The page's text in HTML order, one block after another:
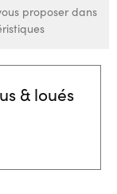
proposer dans
& loués